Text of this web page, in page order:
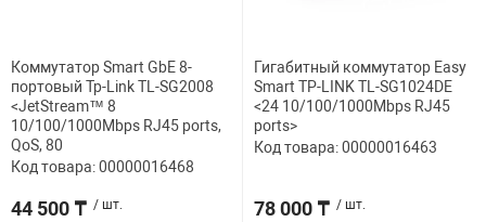
USB
ЛЕНТА ДЛЯ
ДОМА
ТЕХНИКА
Коммутатор Smart GbE 8-
портовый Tp-Link TL-SG2008
<JetStream™ 8
10/100/1000Mbps RJ45 ports,
QoS, 80
Код товара: 00000016468
44 500 ₸ / шт.
Гигабитный коммутатор Easy
Smart TP-LINK TL-SG1024DE
<24 10/100/1000Mbps RJ45
ports>
Код товара: 00000016463
78 000 ₸ / шт.